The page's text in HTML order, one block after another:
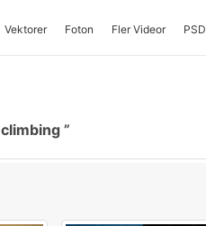
Vektorer Foton Fler Videor PSD
climbing